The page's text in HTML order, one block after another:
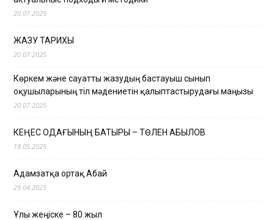
20.07.2025
ЖАЗУ ТАРИХЫ
20.07.2025
Көркем және сауатты жазудың бастауыш сынып
оқушыларының тіл мәдениетін қалыптастырудағы маңызы
20.07.2025
КЕҢЕС ОДАҒЫНЫҢ БАТЫРЫ – ТӨЛЕН ҚАБЫЛОВ
18.05.2025
Адамзатқа ортақ Абай
29.04.2025
Ұлы жеңіске – 80 жыл